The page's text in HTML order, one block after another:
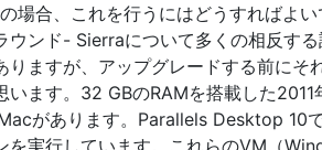
場合、これを行うにはどうすればよ
ウンド- Sierraについて多くの相反す
りますが、アップグレードする前にそ
います。32 GBのRAMを搭載した2011
があります。Parallels Desktop 10
を実行しています。これらのVM（